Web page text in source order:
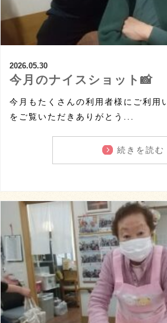
2026.05.30
今月のナイスショット📸
今月もたくさんの利用者様にご利用
をご覧いただきありがとう...
続きを読む